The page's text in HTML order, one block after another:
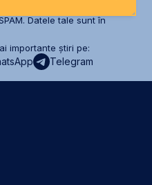
Datele tale sunt în
importante știri pe:
Telegram